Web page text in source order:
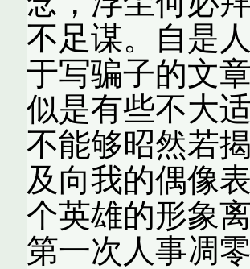
不足谋。自是
于写骗子的文
似是有些不大
不能够昭然若
及向我的偶像
个英雄的形象
第一次人事凋